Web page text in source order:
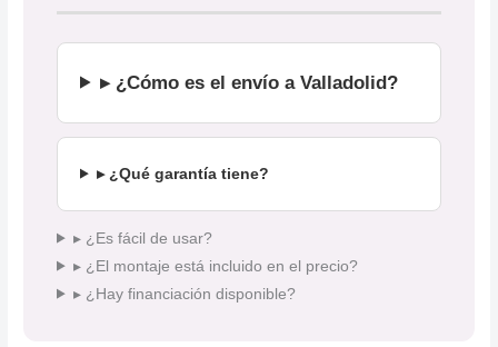
▸ ¿Cómo es el envío a Valladolid?
▸ ¿Qué garantía tiene?
▸ ¿Es fácil de usar?
▸ ¿El montaje está incluido en el precio?
▸ ¿Hay financiación disponible?